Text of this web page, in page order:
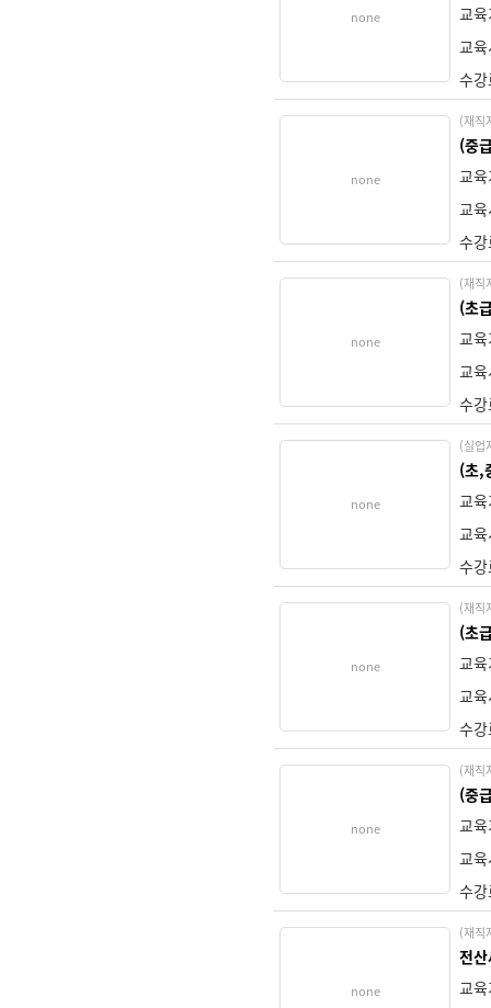
none
교
교
수
none
(재직
(중
교
교
수
none
(재직
(초
교
교
수
none
(실업
(초,
교
교
수
none
(재직
(초
교
교
수
none
(재직
(중
교
교
수
none
(재직
전
교